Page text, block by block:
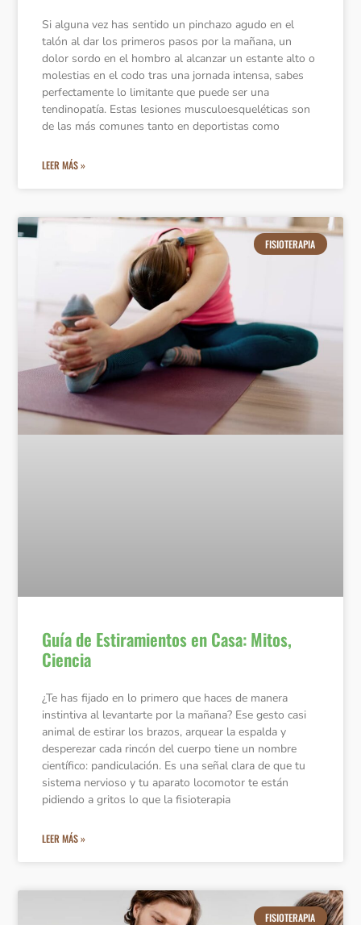
Si alguna vez has sentido un pinchazo agudo en el
talón al dar los primeros pasos por la mañana, un
dolor sordo en el hombro al alcanzar un estante alto o
molestias en el codo tras una jornada intensa, sabes
perfectamente lo limitante que puede ser una
tendinopatía. Estas lesiones musculoesqueléticas son
de las más comunes tanto en deportistas como
LEER MÁS »
FISIOTERAPIA
Guía de Estiramientos en Casa: Mitos,
Ciencia
¿Te has fijado en lo primero que haces de manera
instintiva al levantarte por la mañana? Ese gesto casi
animal de estirar los brazos, arquear la espalda y
desperezar cada rincón del cuerpo tiene un nombre
científico: pandiculación. Es una señal clara de que tu
sistema nervioso y tu aparato locomotor te están
pidiendo a gritos lo que la fisioterapia
LEER MÁS »
FISIOTERAPIA